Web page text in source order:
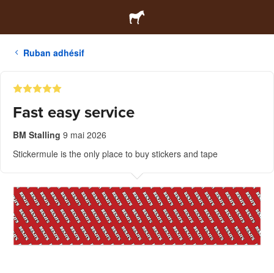
Ruban adhésif
Fast easy service
BM Stalling 9 mai 2026
Stickermule is the only place to buy stickers and tape